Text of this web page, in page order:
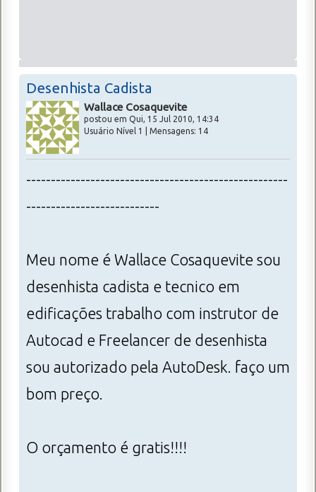
Desenhista Cadista
Wallace Cosaquevite
postou em Qui, 15 Jul 2010, 14:34
Usuário Nível 1 | Mensagens: 14
-----------------------------------------------------
---------------------------
Meu nome é Wallace Cosaquevite sou
desenhista cadista e tecnico em
edificações trabalho com instrutor de
Autocad e Freelancer de desenhista
sou autorizado pela AutoDesk. faço um
bom preço.
O orçamento é gratis!!!!